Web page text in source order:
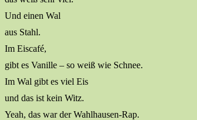
Und einen Wal
aus Stahl.
Im Eiscafé,
gibt es Vanille – so weiß wie Schnee.
Im Wal gibt es viel Eis
und das ist kein Witz.
Yeah, das war der Wahlhausen-Rap.